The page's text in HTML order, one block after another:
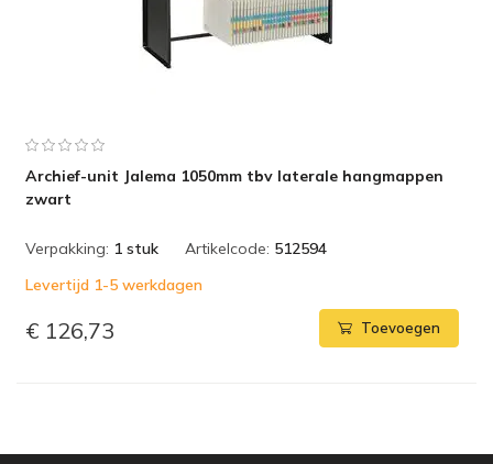
Archief-unit Jalema 1050mm tbv laterale hangmappen
zwart
Verpakking: 1 stuk Artikelcode: 512594
Levertijd 1-5 werkdagen
€ 126,73 Toevoegen